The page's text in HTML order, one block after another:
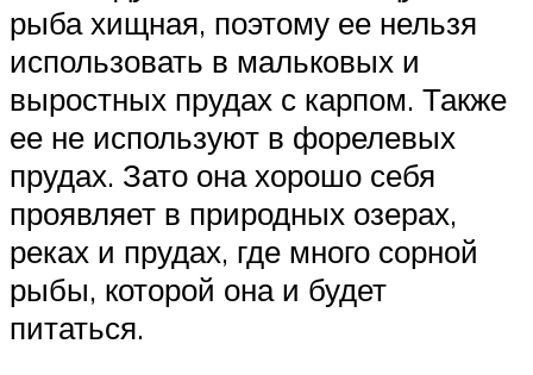
рыба хищная, поэтому ее нельзя
использовать в мальковых и
выростных прудах с карпом. Также
ее не используют в форелевых
прудах. Зато она хорошо себя
проявляет в природных озерах,
реках и прудах, где много сорной
рыбы, которой она и будет
питаться.